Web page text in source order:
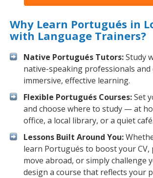
Why Learn Portugués in
with Language Trainers?
Native Portugués Tutors:Study
native-speaking professionals and
immersive, effective learning.
Flexible Portugués Courses:Set
and choose where to study — at
office, a local library, or a quiet café.
Lessons Built Around You:
learn Portugués to boost your
move abroad, or simply challenge
design a course that reflects your